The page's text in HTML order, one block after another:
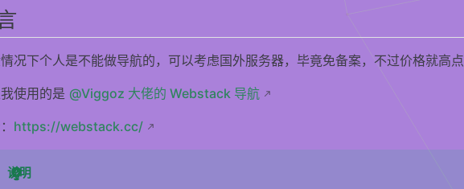
况下个人是不能做导航的，可以考虑国外服务器，毕竟免备案，不过价格就高点
使用的是 @Viggoz 大佬的 Webstack 导航
https://webstack.cc/
说明